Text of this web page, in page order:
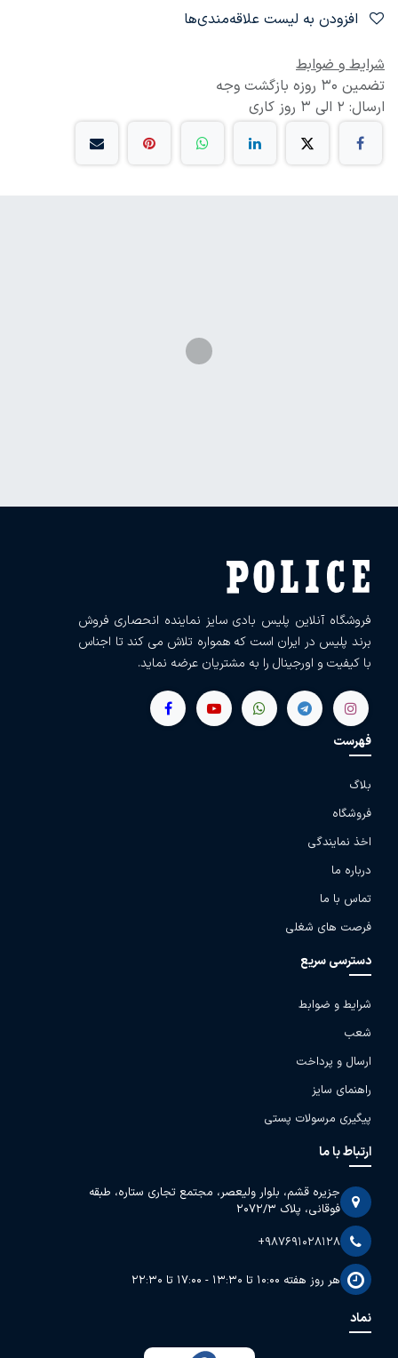
شرایط و ضوابط
تضمین 30 روزه بازگشت وجه
ارسال: 2 الی 3 روز کاری
فروشگاه آنلاین پلیس بادی سایز نماینده انحصاری فروش
برند پلیس در ایران است که همواره تلاش می کند تا اجناس
با کیفیت و اورجینال را به مشتریان عرضه نماید.
فهرست
بلاگ
فروشگاه
اخذ نمایندگی
درباره ما
تماس با ما
فرصت های شغلی
دسترسی سریع
شرایط و ضوابط
شعب
ارسال و پرداخت
راهنمای سایز
پیگیری مرسولات پستی
ارتباط با ما
جزیره قشم، بلوار ولیعصر، مجتمع تجاری ستاره، طبقه
فوقانی، پلاک 2072/3
+987691028128
هر روز هفته 10:00 تا 13:30 - 17:00 تا 22:30
نماد